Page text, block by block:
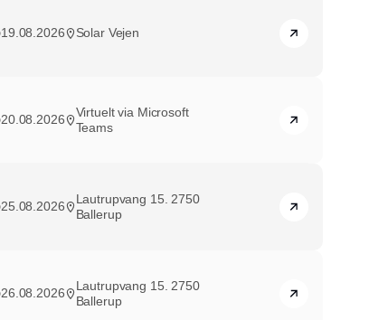
19.08.2026 Solar Vejen
20.08.2026
Virtuelt via Microsoft
Teams
25.08.2026
Lautrupvang 15. 2750
Ballerup
26.08.2026
Lautrupvang 15. 2750
Ballerup